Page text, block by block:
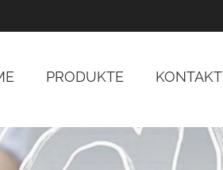
PRODUKTE KONTAKT